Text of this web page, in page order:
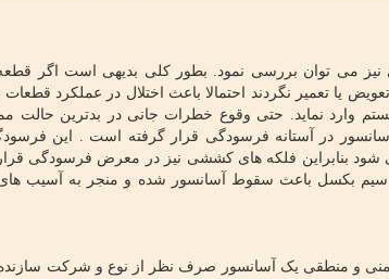
نیز می توان بررسی نمود. بطور کلی بدیهی است اگر
یا تعمیر نگردند احتمالا باعث اختلال در عملکرد قطعات
وارد نماید. حتی وقوع خطرات جانی در بدترین
در آستانه فرسودگی قرار گرفته است . این
بنابراین فلکه های کششی نیز در معرض فرسودگی قرار
سیم بکسل باعث سقوط آسانسور شده و منجر به آسیب های
و منطقی یک آسانسور صرف نظر از نوع و شرکت